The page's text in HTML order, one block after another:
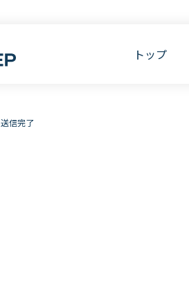
トップ
送信完了